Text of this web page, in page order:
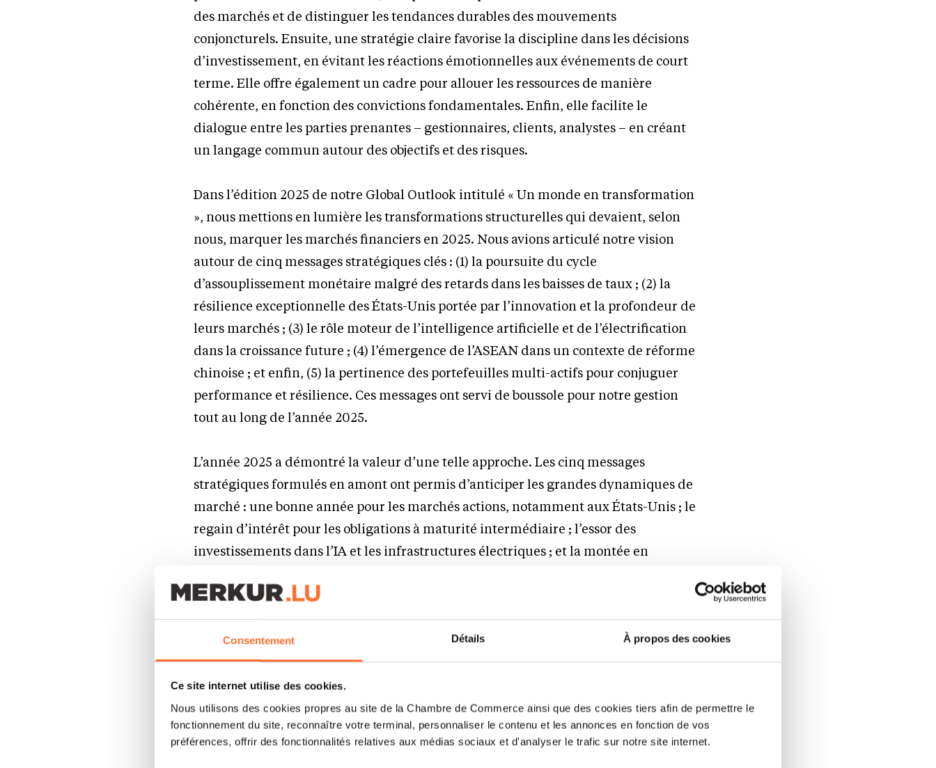
Consentement Détails À propos des cookies
Ce site internet utilise des cookies.
Nous utilisons des cookies propres au site de la Chambre de Commerce ainsi que des cookies tiers afin de permettre le
fonctionnement du site, reconnaître votre terminal, personnaliser le contenu et les annonces en fonction de vos
préférences, offrir des fonctionnalités relatives aux médias sociaux et d'analyser le trafic sur notre site internet.
des marchés et de distinguer les tendances durables des mouvements
conjoncturels. Ensuite, une stratégie claire favorise la discipline dans les décisions
d’investissement, en évitant les réactions émotionnelles aux événements de court
terme. Elle offre également un cadre pour allouer les ressources de manière
cohérente, en fonction des convictions fondamentales. Enfin, elle facilite le
dialogue entre les parties prenantes – gestionnaires, clients, analystes – en créant
un langage commun autour des objectifs et des risques.
Dans l’édition 2025 de notre Global Outlook intitulé « Un monde en transformation
», nous mettions en lumière les transformations structurelles qui devaient, selon
nous, marquer les marchés financiers en 2025. Nous avions articulé notre vision
autour de cinq messages stratégiques clés : (1) la poursuite du cycle
d’assouplissement monétaire malgré des retards dans les baisses de taux ; (2) la
résilience exceptionnelle des États-Unis portée par l’innovation et la profondeur de
leurs marchés ; (3) le rôle moteur de l’intelligence artificielle et de l’électrification
dans la croissance future ; (4) l’émergence de l’ASEAN dans un contexte de réforme
chinoise ; et enfin, (5) la pertinence des portefeuilles multi-actifs pour conjuguer
performance et résilience. Ces messages ont servi de boussole pour notre gestion
tout au long de l’année 2025.
L’année 2025 a démontré la valeur d’une telle approche. Les cinq messages
stratégiques formulés en amont ont permis d’anticiper les grandes dynamiques de
marché : une bonne année pour les marchés actions, notamment aux États-Unis ; le
regain d’intérêt pour les obligations à maturité intermédiaire ; l’essor des
investissements dans l’IA et les infrastructures électriques ; et la montée en
portefeuilles diversifiés, les investisseurs ont pu capter les opportunités tout en
maîtrisant les risques. Ce succès souligne l’importance de commencer chaque
cycle d’investissement avec une vision claire, fondée sur une lecture rigoureuse
des enjeux macroéconomiques et géopolitiques.
Nous nous attelons donc à renouveler l’exercice pour 2026 — une année qui
comme le suggère le titre de cette édition – s’annonce une année de recalibrage.
Certes l’exercice peut sembler périlleux, mais il n’en demeure pas moins essentiel